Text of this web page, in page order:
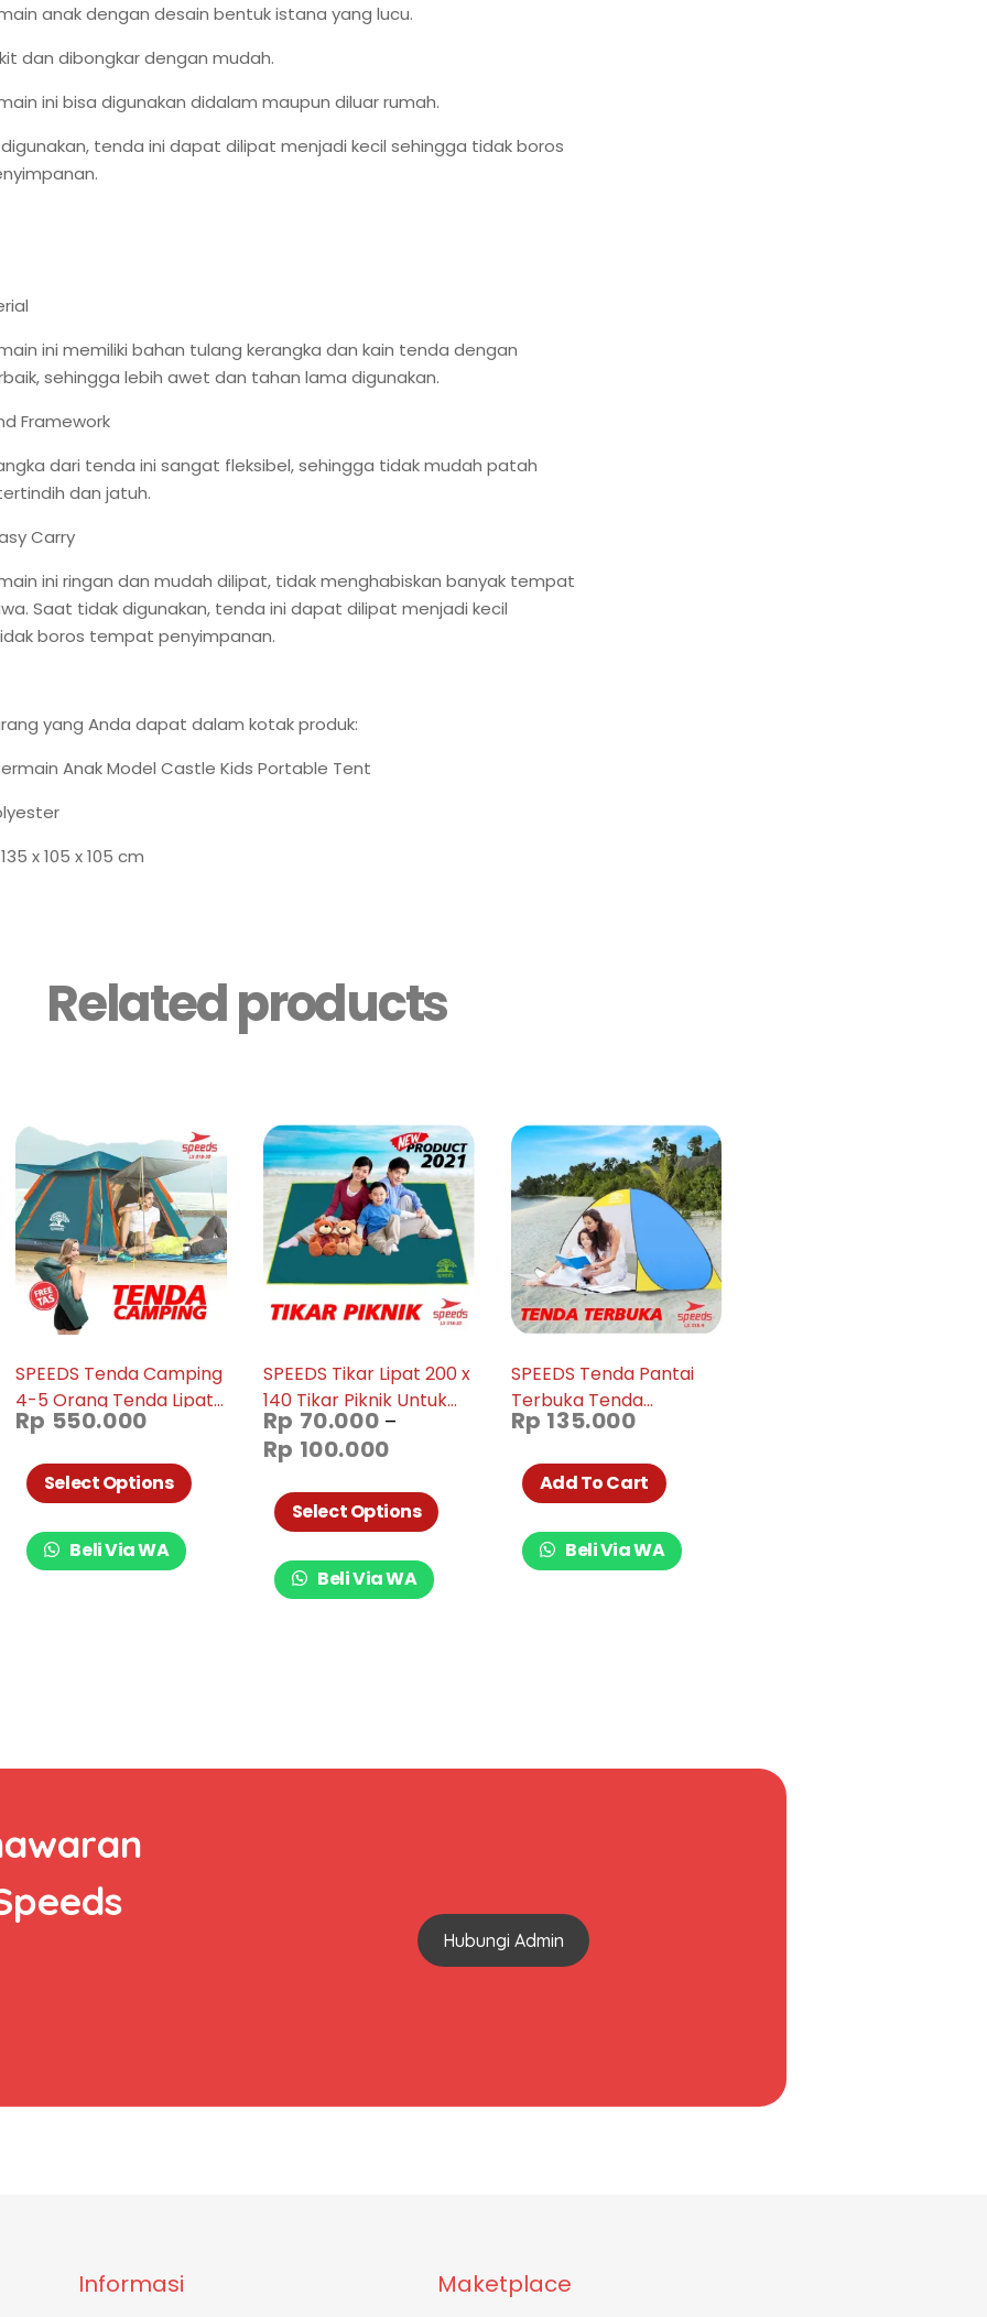
anak dengan desain bentuk istana yang lucu.
dan dibongkar dengan mudah.
ini bisa digunakan didalam maupun diluar rumah.
tenda ini dapat dilipat menjadi kecil sehingga tidak boros
ini memiliki bahan tulang kerangka dan kain tenda dengan
sehingga lebih awet dan tahan lama digunakan.
Framework
dari tenda ini sangat fleksibel, sehingga tidak mudah patah
dan jatuh.
Carry
ini ringan dan mudah dilipat, tidak menghabiskan banyak tempat
Saat tidak digunakan, tenda ini dapat dilipat menjadi kecil
boros tempat penyimpanan.
yang Anda dapat dalam kotak produk:
Anak Model Castle Kids Portable Tent
x 105 x 105 cm
Related products
SPEEDS Tenda Camping
4-5 Orang Tenda Lipat
Dome Manual 018-30
Rp 550.000
Select Options
Beli Via WA
SPEEDS Tikar Lipat 200 x
140 Tikar Piknik Untuk
Tamasya Bahan
Polyster 018-20
Rp 70.000 –
Rp 100.000
Select Options
Beli Via WA
SPEEDS Tenda Pantai
Terbuka Tenda
Camping 2 Orang
Rp 135.000
Add To Cart
Beli Via WA
Hubungi Admin
Informasi Maketplace